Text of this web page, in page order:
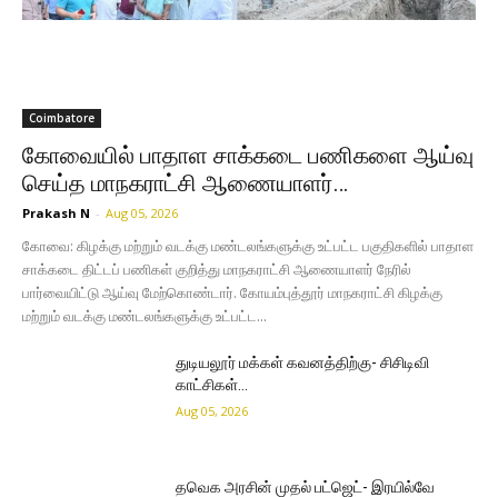
Coimbatore
கோவையில் பாதாள சாக்கடை பணிகளை ஆய்வு
செய்த மாநகராட்சி ஆணையாளர்…
Prakash N - Aug 05, 2026
கோவை: கிழக்கு மற்றும் வடக்கு மண்டலங்களுக்கு உட்பட்ட பகுதிகளில் பாதாள
சாக்கடை திட்டப் பணிகள் குறித்து மாநகராட்சி ஆணையாளர் நேரில்
பார்வையிட்டு ஆய்வு மேற்கொண்டார். கோயம்புத்தூர் மாநகராட்சி கிழக்கு
மற்றும் வடக்கு மண்டலங்களுக்கு உட்பட்ட...
துடியலூர் மக்கள் கவனத்திற்கு- சிசிடிவி
காட்சிகள்…
Aug 05, 2026
தவெக அரசின் முதல் பட்ஜெட்- இரயில்வே